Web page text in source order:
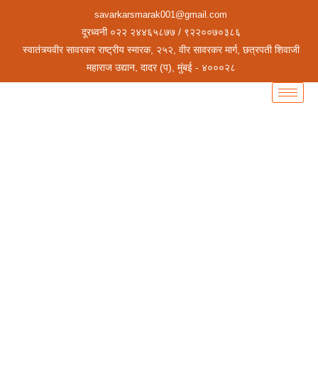
savarkarsmarak001@gmail.com
दूरध्वनी ०२२ २४४६५८७७ / ९२२००७०३८६
स्वातंत्र्यवीर सावरकर राष्ट्रीय स्मारक, २५२, वीर सावरकर मार्ग, छत्रपती शिवाजी
महाराज उद्यान, दादर (प), मुंबई - ४०००२८